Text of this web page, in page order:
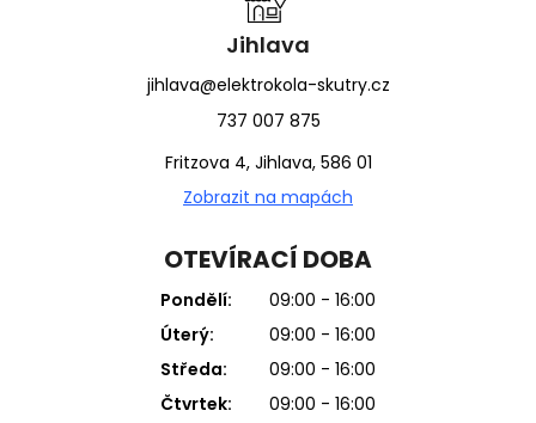
Jihlava
jihlava@elektrokola-skutry.cz
737 007 875
Fritzova 4, Jihlava, 586 01
Zobrazit na mapách
OTEVÍRACÍ DOBA
Pondělí:
09:00 - 16:00
Úterý:
09:00 - 16:00
Středa:
09:00 - 16:00
Čtvrtek:
09:00 - 16:00